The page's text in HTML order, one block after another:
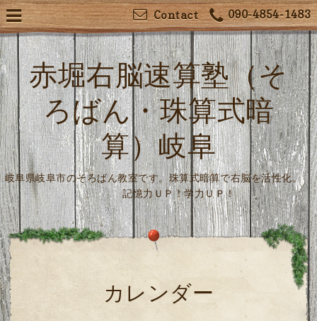
090-4854-1483
Contact
赤堀右脳速算塾（そ
ろばん・珠算式暗
算）岐阜
岐阜県岐阜市のそろばん教室です。珠算式暗算で右脳を活性化。
記憶力ＵＰ！学力ＵＰ！
カレンダー